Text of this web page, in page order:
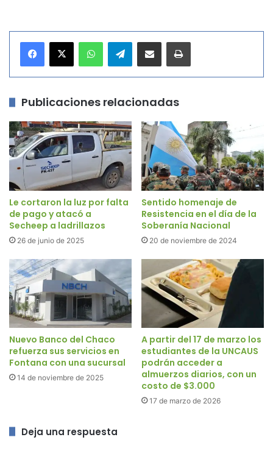
Telegram
Publicaciones relacionadas
Le cortaron la luz por falta
de pago y atacó a
Secheep a ladrillazos
26 de junio de 2025
Sentido homenaje de
Resistencia en el día de la
Soberanía Nacional
20 de noviembre de 2024
Nuevo Banco del Chaco
refuerza sus servicios en
Fontana con una sucursal
14 de noviembre de 2025
A partir del 17 de marzo los
estudiantes de la UNCAUS
podrán acceder a
almuerzos diarios, con un
costo de $3.000
17 de marzo de 2026
Deja una respuesta